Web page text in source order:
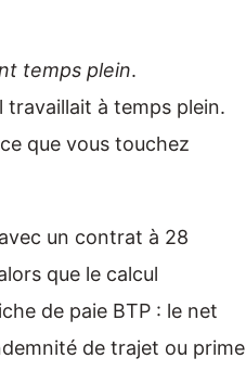
temps plein.
travaillait à temps plein.
que vous touchez
avec un contrat à 28
que le calcul
de paie BTP : le net
de trajet ou prime